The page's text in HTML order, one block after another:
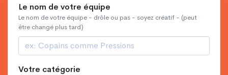
Le nom de votre équipe
Le nom de votre équipe - drôle ou pas - soyez créatif - (peut
être changé plus tard)
Votre catégorie